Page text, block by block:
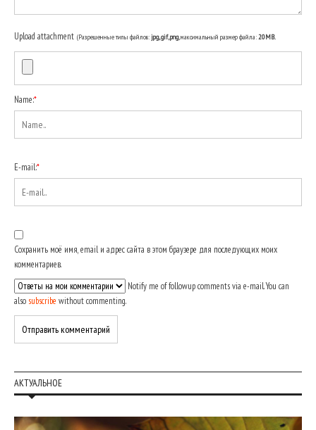
Upload attachment (Разрешенные типы файлов:jpg, gif, png, максимальный размер файла:20MB.
Name:*
E-mail:*
Сохранить моё имя, email и адрес сайта в этом браузере для последующих моих
комментариев.
Notify me of followup comments via e-mail. You can
also subscribe without commenting.
АКТУАЛЬНОЕ